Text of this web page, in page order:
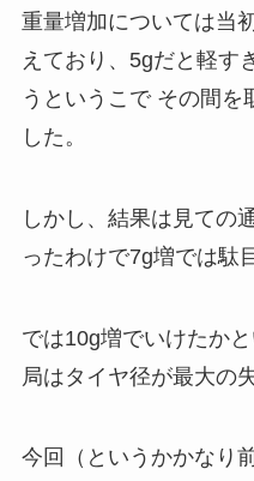
重量増加については当
えており、5gだと軽す
うというこで その間を
した。
しかし、結果は見ての
ったわけで7g増では駄
では10g増でいけたか
局はタイヤ径が最大の
今回（というかかなり